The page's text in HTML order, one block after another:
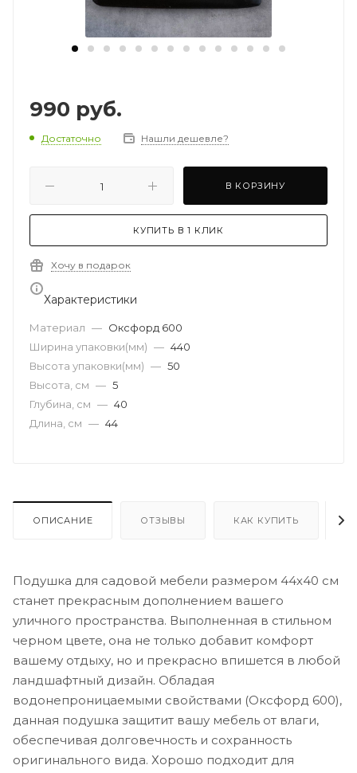
990 руб.
Достаточно Нашли дешевле?
В КОРЗИНУ
КУПИТЬ В 1 КЛИК
Хочу в подарок
Характеристики
Материал — Оксфорд 600
Ширина упаковки(мм) — 440
Высота упаковки(мм) — 50
Высота, см — 5
Глубина, см — 40
Длина, см — 44
ОПИСАНИЕ ОТЗЫВЫ КАК КУПИТЬ
Подушка для садовой мебели размером 44х40 см
станет прекрасным дополнением вашего
уличного пространства. Выполненная в стильном
черном цвете, она не только добавит комфорт
вашему отдыху, но и прекрасно впишется в любой
ландшафтный дизайн. Обладая
водонепроницаемыми свойствами (Оксфорд 600),
данная подушка защитит вашу мебель от влаги,
обеспечивая долговечность и сохранность
оригинального вида. Хорошо подходит для